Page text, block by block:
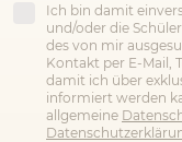
Ich bin damit
und/oder die
des von mir
Kontakt per E-Mail,
damit ich über
informiert werden
allgemeine